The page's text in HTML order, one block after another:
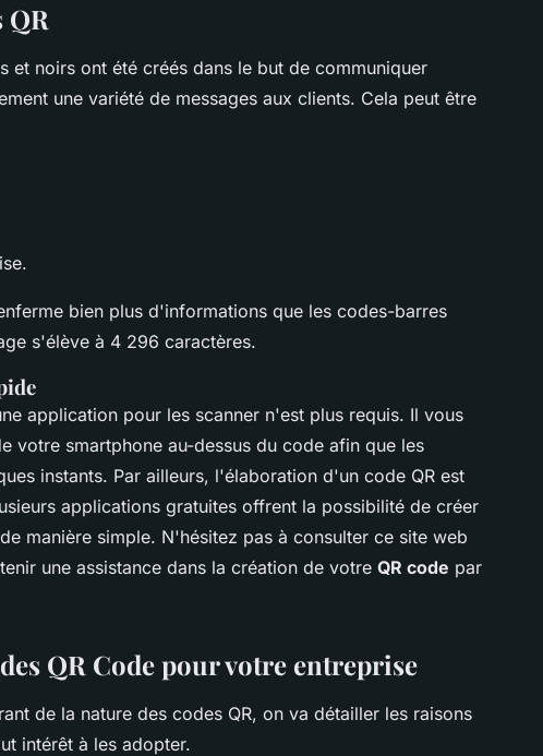
QR
et noirs ont été créés dans le but de communiquer
une variété de messages aux clients. Cela peut être
bien plus d'informations que les codes-barres
s'élève à 4 296 caractères.
application pour les scanner n'est plus requis. Il vous
votre smartphone au-dessus du code afin que les
instants. Par ailleurs, l'élaboration d'un code QR est
applications gratuites offrent la possibilité de créer
manière simple. N'hésitez pas à consulter ce site web
une assistance dans la création de votre QR code par
QR Code pour votre entreprise
de la nature des codes QR, on va détailler les raisons
intérêt à les adopter.